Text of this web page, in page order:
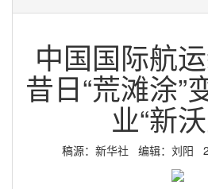
中国国际航
昔日“荒滩涂”
业“新
稿源：新华社 编辑：刘阳